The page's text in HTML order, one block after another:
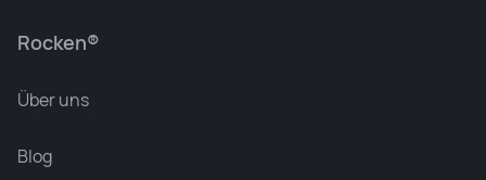
Rocken®
Über uns
Blog